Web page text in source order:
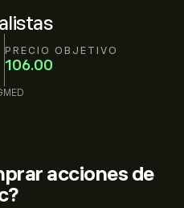
PRECIO OBJETIVO
106.00
acciones de